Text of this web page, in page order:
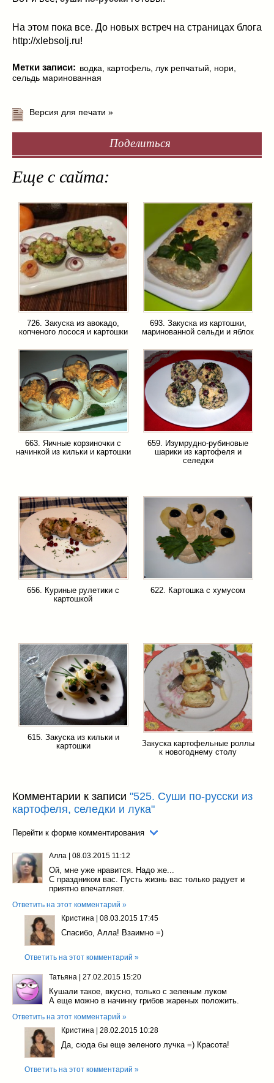
На этом пока все. До новых встреч на страницах блога
http://xlebsolj.ru!
Метки записи: водка, картофель, лук репчатый, нори,
сельдь маринованная
Версия для печати »
Поделиться
Еще с сайта:
726. Закуска из авокадо,
копченого лосося и картошки
693. Закуска из картошки,
маринованной сельди и яблок
663. Яичные корзиночки с
начинкой из кильки и картошки
659. Изумрудно-рубиновые
шарики из картофеля и
селедки
656. Куриные рулетики с
картошкой
622. Картошка с хумусом
615. Закуска из кильки и
картошки
Закуска картофельные роллы
к новогоднему столу
Комментарии к записи "525. Суши по-русски из
картофеля, селедки и лука"
Перейти к форме комментирования
Алла 08.03.2015 11:12
Ой, мне уже нравится. Надо же...
С праздником вас. Пусть жизнь вас только радует и
приятно впечатляет.
Ответить на этот комментарий »
Кристина
08.03.2015 17:45
Спасибо, Алла! Взаимно =)
Ответить на этот комментарий »
Татьяна 27.02.2015 15:20
Кушали такое, вкусно, только с зеленым луком
А еще можно в начинку грибов жареных положить.
Ответить на этот комментарий »
Кристина
28.02.2015 10:28
Да, сюда бы еще зеленого лучка =) Красота!
Ответить на этот комментарий »